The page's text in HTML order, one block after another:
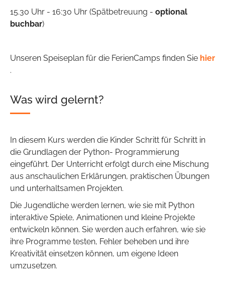
15.30 Uhr - 16:30 Uhr (Spätbetreuung - optional
buchbar)
Unseren Speiseplan für die FerienCamps finden Sie hier
.
Was wird gelernt?
In diesem Kurs werden die Kinder Schritt für Schritt in
die Grundlagen der Python- Programmierung
eingeführt. Der Unterricht erfolgt durch eine Mischung
aus anschaulichen Erklärungen, praktischen Übungen
und unterhaltsamen Projekten.
Die Jugendliche werden lernen, wie sie mit Python
interaktive Spiele, Animationen und kleine Projekte
entwickeln können. Sie werden auch erfahren, wie sie
ihre Programme testen, Fehler beheben und ihre
Kreativität einsetzen können, um eigene Ideen
umzusetzen.